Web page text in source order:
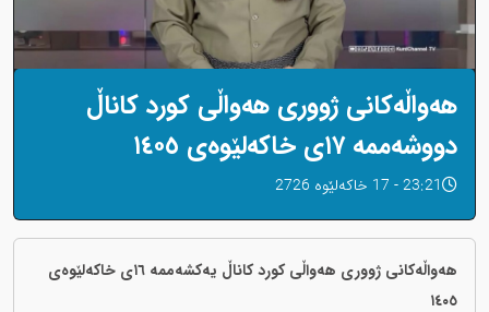
هەواڵەکانی ژووری هەواڵی کورد کاناڵ
دووشەممە ١٧ی خاکەلێوەی ١٤٠٥
23:21 - 17 خاکەلێوه 2726
هەواڵەکانی ژووری هەواڵی کورد کاناڵ یەکشەممە ١٦ی خاکەلێوەی
١٤٠٥